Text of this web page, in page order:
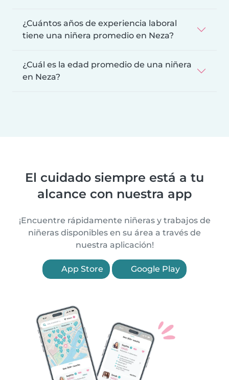
¿Cuántos años de experiencia laboral
tiene una niñera promedio en Neza?
¿Cuál es la edad promedio de una niñera
en Neza?
El cuidado siempre está a tu
alcance con nuestra app
¡Encuentre rápidamente niñeras y trabajos de
niñeras disponibles en su área a través de
nuestra aplicación!
App Store Google Play